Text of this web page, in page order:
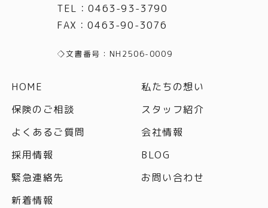
TEL ：0463-93-3790
FAX ：0463-90-3076
◇文書番号：NH2506-0009
HOME
私たちの想い
保険のご相談
スタッフ紹介
よくあるご質問
会社情報
採用情報
BLOG
緊急連絡先
お問い合わせ
新着情報